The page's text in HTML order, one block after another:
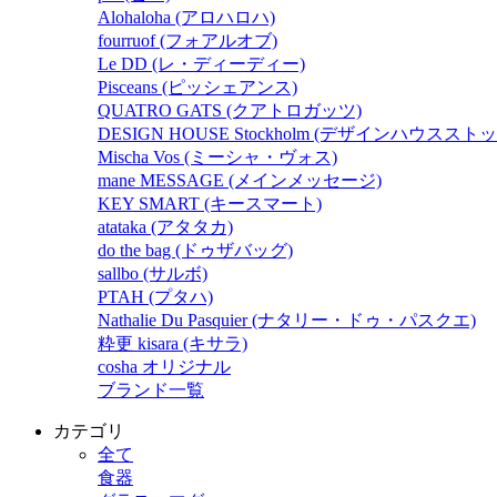
Alohaloha (アロハロハ)
fourruof (フォアルオブ)
Le DD (レ・ディーディー)
Pisceans (ピッシェアンス)
QUATRO GATS (クアトロガッツ)
DESIGN HOUSE Stockholm (デザインハウススト
Mischa Vos (ミーシャ・ヴォス)
mane MESSAGE (メインメッセージ)
KEY SMART (キースマート)
atataka (アタタカ)
do the bag (ドゥザバッグ)
sallbo (サルボ)
PTAH (プタハ)
Nathalie Du Pasquier (ナタリー・ドゥ・パスクエ)
粋更 kisara (キサラ)
cosha オリジナル
ブランド一覧
カテゴリ
全て
食器